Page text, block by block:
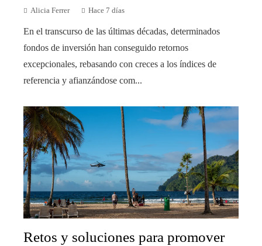
Alicia Ferrer Hace 7 días
En el transcurso de las últimas décadas, determinados
fondos de inversión han conseguido retornos
excepcionales, rebasando con creces a los índices de
referencia y afianzándose com...
Retos y soluciones para promover